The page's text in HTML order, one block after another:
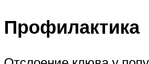
Профилактика